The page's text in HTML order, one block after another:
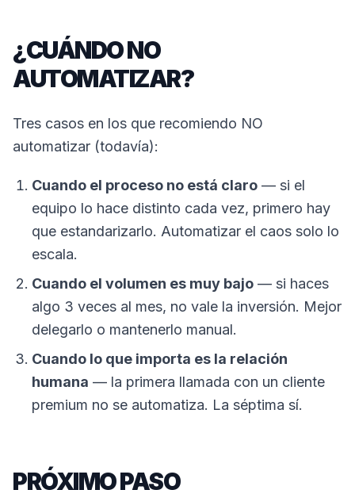
¿CUÁNDO NO
AUTOMATIZAR?
Tres casos en los que recomiendo NO
automatizar (todavía):
Cuando el proceso no está claro — si el
equipo lo hace distinto cada vez, primero hay
que estandarizarlo. Automatizar el caos solo lo
escala.
Cuando el volumen es muy bajo — si haces
algo 3 veces al mes, no vale la inversión. Mejor
delegarlo o mantenerlo manual.
Cuando lo que importa es la relación
humana — la primera llamada con un cliente
premium no se automatiza. La séptima sí.
PRÓXIMO PASO